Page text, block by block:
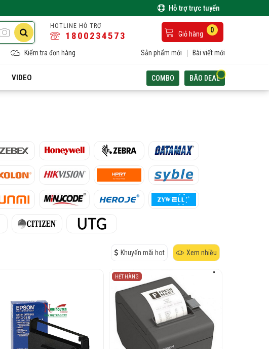
Hỗ trợ trực tuyến
HOTLINE HỖ TRỢ
1800234573 Giỏ hàng 0
Kiểm tra đơn hàng Sản phẩm mới Bài viết mới
VIDEO COMBO BÃO DEAL
Khuyến mãi hot Xem nhiều
HẾT HÀNG